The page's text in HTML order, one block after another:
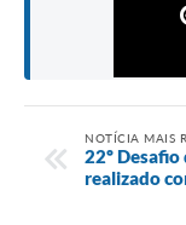
NOTÍCIA MAIS
22º
realizado